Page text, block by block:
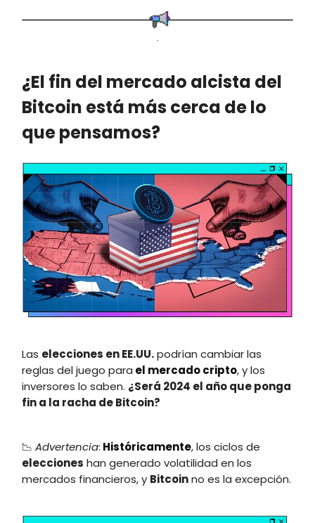
.
¿El fin del mercado alcista del
Bitcoin está más cerca de lo
que pensamos?
Las elecciones en EE.UU.podrían cambiar las
reglas del juego para el mercado cripto, y los
inversores lo saben. ¿Será 2024 el año que ponga
fin a la racha de Bitcoin?
📉 Advertencia: Históricamente, los ciclos de
elecciones han generado volatilidad en los
mercados financieros, y Bitcoinno es la excepción.